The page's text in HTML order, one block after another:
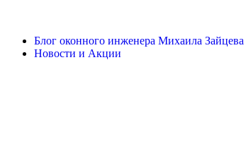
Блог оконного инженера Михаила Зайцева
Новости и Акции